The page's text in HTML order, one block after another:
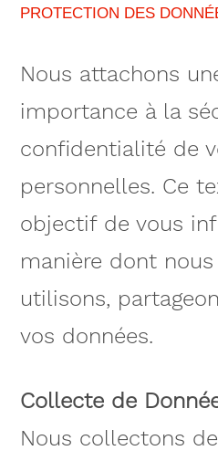
PROTECTION DES
Nous attachons
importance à la
confidentialité de
personnelles. Ce
objectif de vous
manière dont
utilisons,
vos données.
Collecte de
Nous collectons